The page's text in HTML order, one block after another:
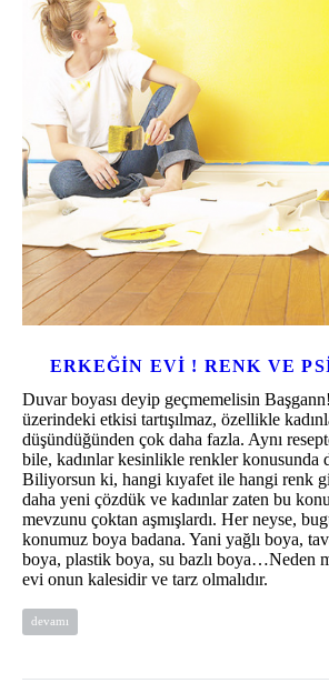
ERKEĞIN EVI ! RENK VE
Duvar boyası deyip geçmemelisin
üzerindeki etkisi tartışılmaz, özellikle
düşündüğünden çok daha fazla. Aynı
bile, kadınlar kesinlikle renkler konusunda
Biliyorsun ki, hangi kıyafet ile hangi renk
daha yeni çözdük ve kadınlar zaten bu
mevzunu çoktan aşmışlardı. Her neyse,
konumuz boya badana. Yani yağlı boya,
boya, plastik boya, su bazlı boya…Neden
evi onun kalesidir ve tarz olmalıdır.
devamı